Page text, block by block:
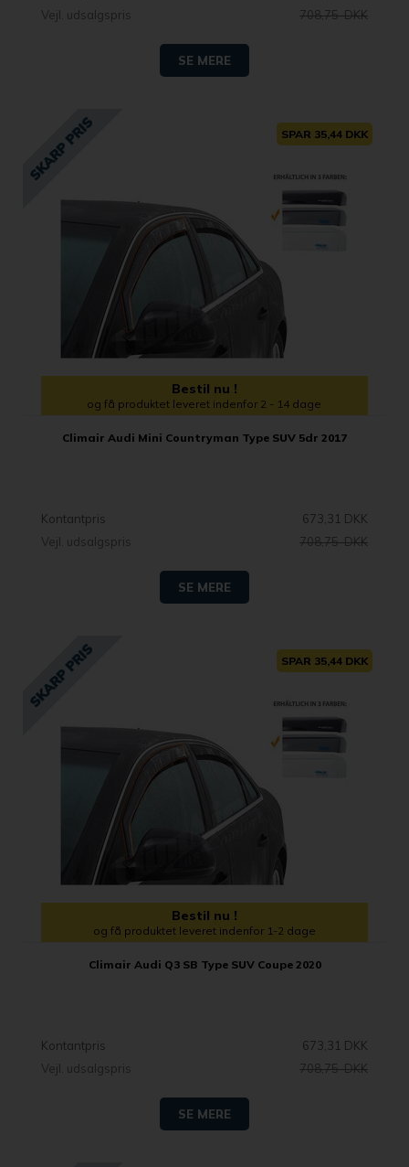
Vejl. udsalgspris
708,75 DKK
SE MERE
SPAR 35,44 DKK
Bestil nu !
og få produktet leveret indenfor 2 - 14 dage
Climair Audi Mini Countryman Type SUV 5dr 2017
Kontantpris
673,31 DKK
Vejl. udsalgspris
708,75 DKK
SE MERE
SPAR 35,44 DKK
Bestil nu !
og få produktet leveret indenfor 1-2 dage
Climair Audi Q3 SB Type SUV Coupe 2020
Kontantpris
673,31 DKK
Vejl. udsalgspris
708,75 DKK
SE MERE